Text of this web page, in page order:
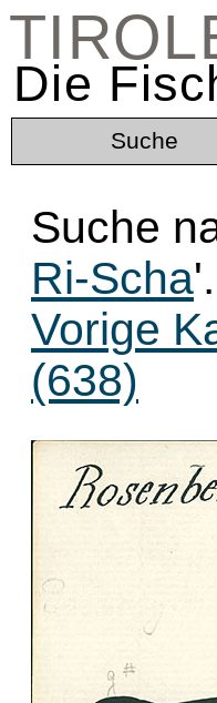
Die
Suche
Suche
Ri-Scha'.
Vorige
(638)